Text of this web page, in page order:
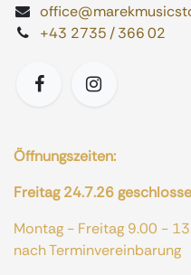
+43 2735 / 366 02
Öffnungszeiten:
Freitag 24.7.26
Montag - Freitag
nach Terminvereinbarung